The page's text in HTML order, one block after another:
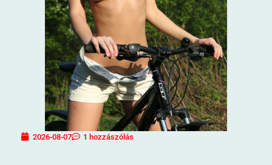
2026-08-07 1 hozzászólás